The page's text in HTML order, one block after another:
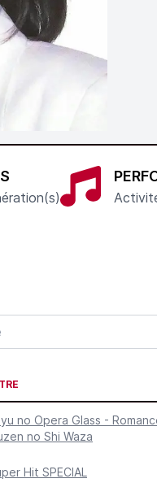
no Opera Glass -
no Shi Waza
Hit SPECIAL